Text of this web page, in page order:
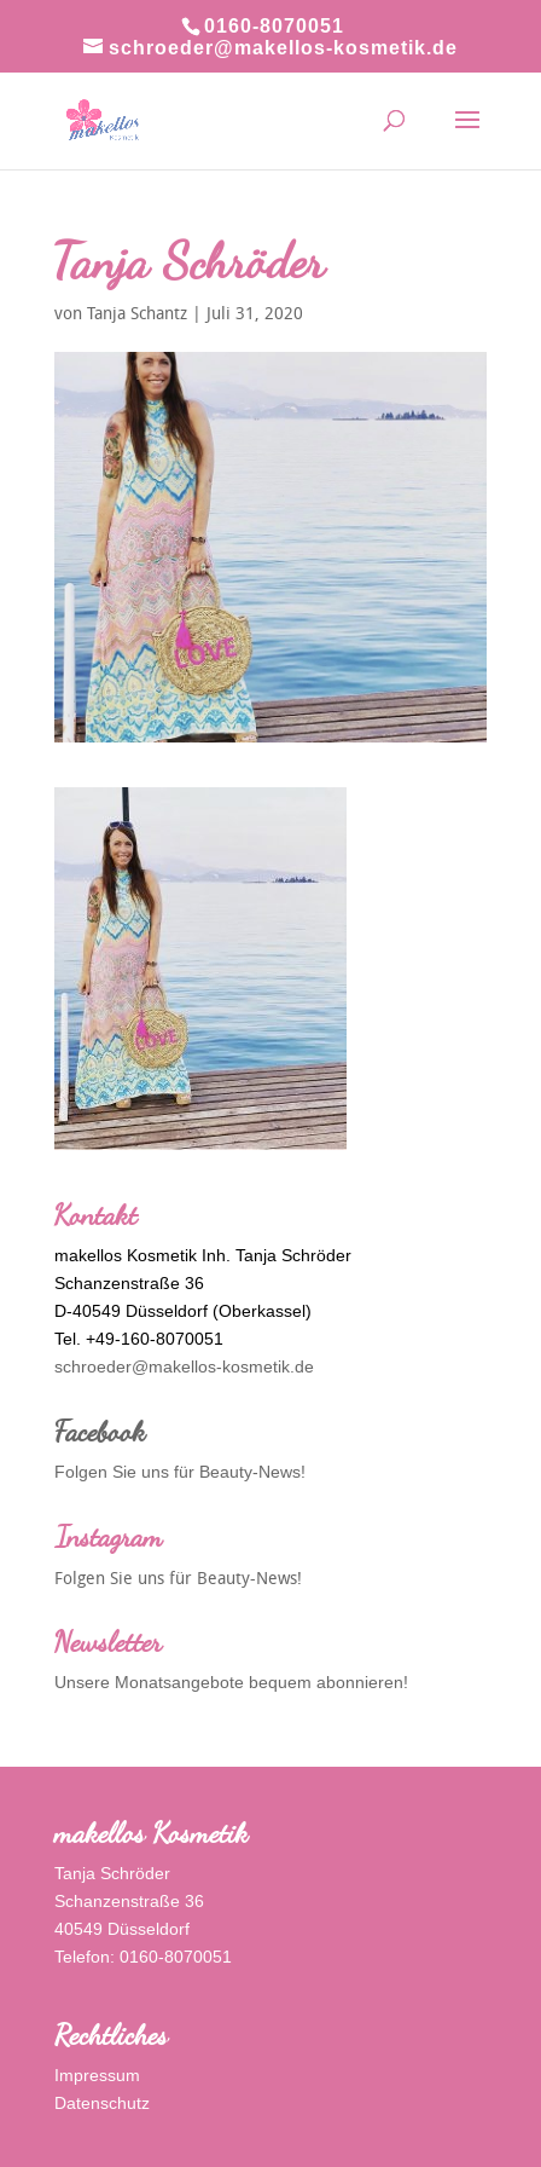
0160-8070051
schroeder@makellos-kosmetik.de
Tanja Schröder
von Tanja Schantz| Juli 31, 2020
Kontakt
makellos Kosmetik Inh. Tanja Schröder
Schanzenstraße 36
D-40549 Düsseldorf (Oberkassel)
Tel. +49-160-8070051
schroeder@makellos-kosmetik.de
Facebook
Folgen Sie uns für Beauty-News!
Instagram
Folgen Sie uns für Beauty-News!
Newsletter
Unsere Monatsangebote bequem abonnieren!
makellos Kosmetik
Tanja Schröder
Schanzenstraße 36
40549 Düsseldorf
Telefon: 0160-8070051
Rechtliches
Impressum
Datenschutz